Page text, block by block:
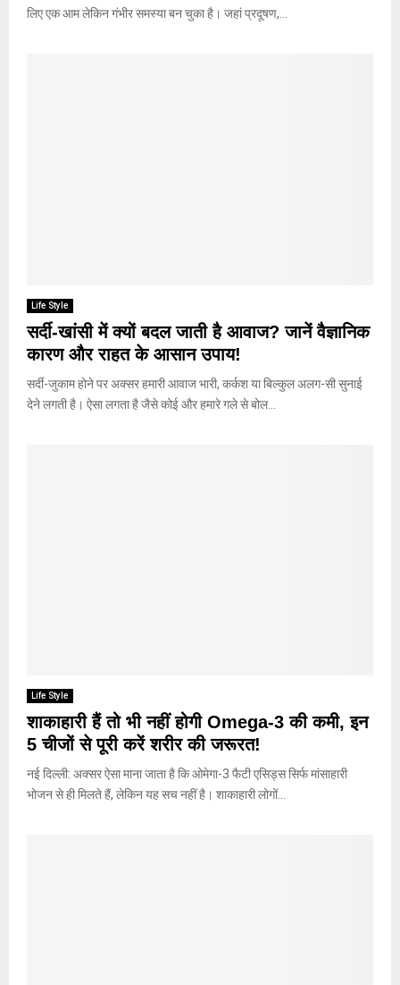
लिए एक आम लेकिन गंभीर समस्या बन चुका है। जहां प्रदूषण,...
Life Style
सर्दी-खांसी में क्यों बदल जाती है आवाज? जानें वैज्ञानिक
कारण और राहत के आसान उपाय!
सर्दी-जुकाम होने पर अक्सर हमारी आवाज भारी, कर्कश या बिल्कुल अलग-सी सुनाई
देने लगती है। ऐसा लगता है जैसे कोई और हमारे गले से बोल...
Life Style
शाकाहारी हैं तो भी नहीं होगी Omega-3 की कमी, इन
5 चीजों से पूरी करें शरीर की जरूरत!
नई दिल्ली: अक्सर ऐसा माना जाता है कि ओमेगा-3 फैटी एसिड्स सिर्फ मांसाहारी
भोजन से ही मिलते हैं, लेकिन यह सच नहीं है। शाकाहारी लोगों...